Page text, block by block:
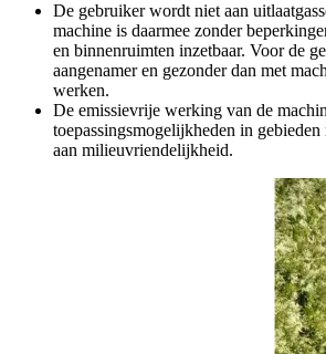
De gebruiker wordt niet aan
machine is daarmee zonder
en binnenruimten inzetbaar. Voor de
aangenamer en gezonder dan met
werken.
De emissievrije werking van de
toepassingsmogelijkheden in gebieden
aan milieuvriendelijkheid.